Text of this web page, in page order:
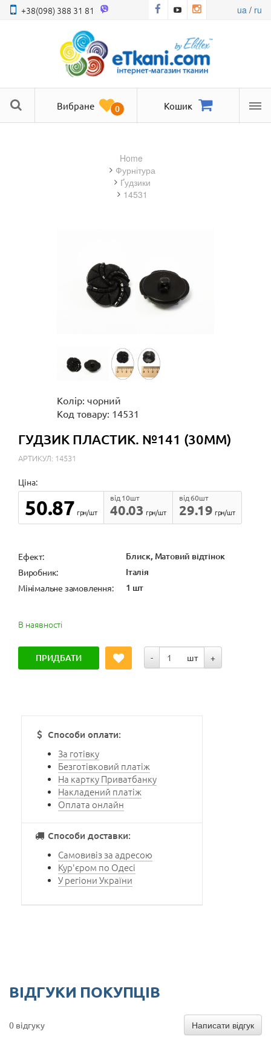
+38(098) 388 31 81 ua/ ru
Вибране 0 Кошик
Home
фурнітура
Ґудзики
14531
Колір: чорний
Код товару: 14531
ГУДЗИК ПЛАСТИК. №141 (30ММ)
АРТИКУЛ: 14531
Ціна:
50.87 грн/шт 40.03
від 10шт
грн/шт
29.19
від 60шт
грн/шт
Ефект: Блиск, Матовий відтінок
Виробник: Італія
Мінімальне замовлення: 1 шт
В наявності
ПРИДБАТИ - шт +
Способи оплати:
За готівку
Безготівковий платіж
На картку Приватбанку
Накладений платіж
Оплата онлайн
Способи доставки:
Самовивіз за адресою
Кур'єром по Одесі
У регіони України
ВІДГУКИ ПОКУПЦІВ
0 відгуку Написати відгук